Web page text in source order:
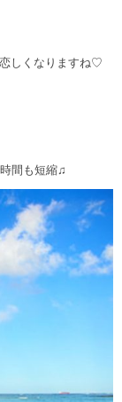
しくなりますね♡
間も短縮♫